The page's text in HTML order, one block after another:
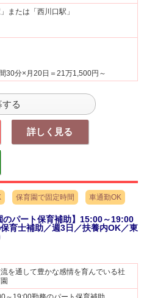
または「西川口駅」
30分×月20日＝21万1,500円～
する
詳しく見る
保育園で固定時間 車通勤OK
のパート保育補助】15:00～19:00
育士補助／週3日／扶養内OK／東
を通して豊かな感情を育んでいる社
～19:00勤務のパート保育補助